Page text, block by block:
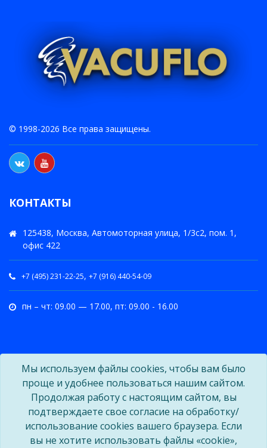
© 1998-2026 Все права защищены.
КОНТАКТЫ
125438, Москва, Автомоторная улица, 1/3с2, пом. 1,
офис 422
+7 (495) 231-22-25, +7 (916) 440-54-09
пн – чт: 09.00 — 17.00, пт: 09.00 - 16.00
Мы используем файлы cookies, чтобы вам было
проще и удобнее пользоваться нашим сайтом.
Продолжая работу с настоящим сайтом, вы
подтверждаете свое согласие на обработку/
использование cookies вашего браузера. Если
вы не хотите использовать файлы «cookie»,